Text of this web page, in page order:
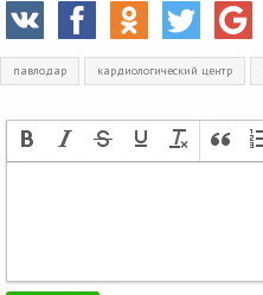
павлодар кардиологический центр